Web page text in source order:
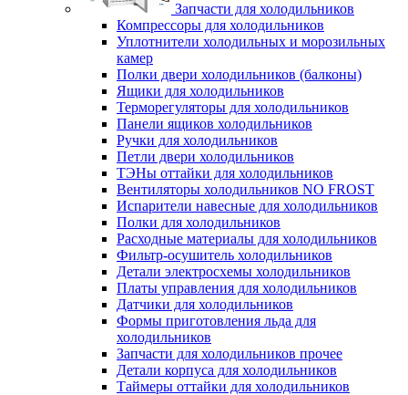
Запчасти для холодильников
Компрессоры для холодильников
Уплотнители холодильных и морозильных
камер
Полки двери холодильников (балконы)
Ящики для холодильников
Терморегуляторы для холодильников
Панели ящиков холодильников
Ручки для холодильников
Петли двери холодильников
ТЭНы оттайки для холодильников
Вентиляторы холодильников NO FROST
Испарители навесные для холодильников
Полки для холодильников
Расходные материалы для холодильников
Фильтр-осушитель холодильников
Детали электросхемы холодильников
Платы управления для холодильников
Датчики для холодильников
Формы приготовления льда для
холодильников
Запчасти для холодильников прочее
Детали корпуса для холодильников
Таймеры оттайки для холодильников